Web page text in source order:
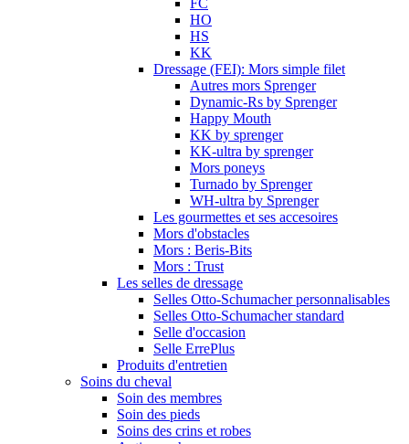
FC
HO
HS
KK
Dressage (FEI): Mors simple filet
Autres mors Sprenger
Dynamic-Rs by Sprenger
Happy Mouth
KK by sprenger
KK-ultra by sprenger
Mors poneys
Turnado by Sprenger
WH-ultra by Sprenger
Les gourmettes et ses accesoires
Mors d'obstacles
Mors : Beris-Bits
Mors : Trust
Les selles de dressage
Selles Otto-Schumacher personnalisables
Selles Otto-Schumacher standard
Selle d'occasion
Selle ErrePlus
Produits d'entretien
Soins du cheval
Soin des membres
Soin des pieds
Soins des crins et robes